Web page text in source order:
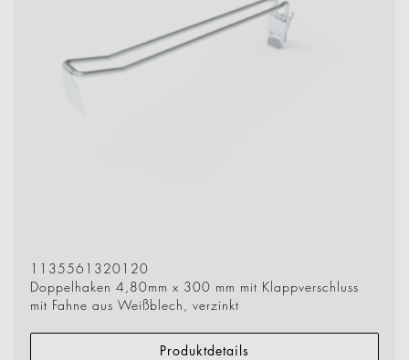
1135561320120
Doppelhaken 4,80mm x 300 mm mit Klappverschluss
mit Fahne aus Weißblech, verzinkt
Produktdetails